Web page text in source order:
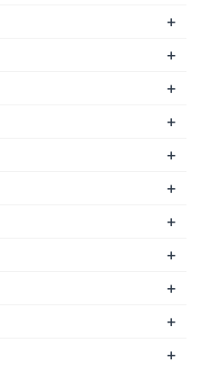
+
+
+
+
+
+
+
+
+
+
+